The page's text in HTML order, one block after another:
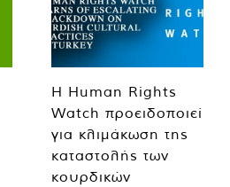
Η Human Rights
Watch προειδοποιεί
για κλιμάκωση της
καταστολής των
κουρδικών